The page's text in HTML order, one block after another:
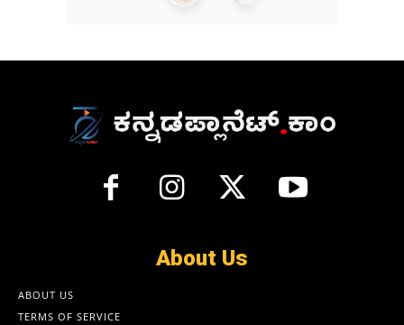
About Us
ABOUT US
TERMS OF SERVICE